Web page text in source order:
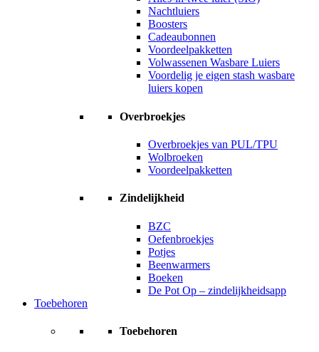
Nachtluiers
Boosters
Cadeaubonnen
Voordeelpakketten
Volwassenen Wasbare Luiers
Voordelig je eigen stash wasbare
luiers kopen
Overbroekjes
Overbroekjes van PUL/TPU
Wolbroeken
Voordeelpakketten
Zindelijkheid
BZC
Oefenbroekjes
Potjes
Beenwarmers
Boeken
De Pot Op – zindelijkheidsapp
Toebehoren
Toebehoren